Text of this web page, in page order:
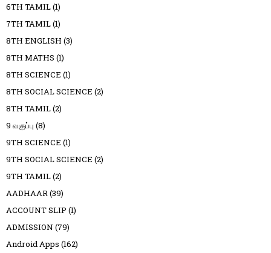
6TH TAMIL(1)
7TH TAMIL(1)
8TH ENGLISH (3)
8TH MATHS (1)
8TH SCIENCE (1)
8TH SOCIAL SCIENCE (2)
8TH TAMIL(2)
9 வகுப்பு (8)
9TH SCIENCE (1)
9TH SOCIAL SCIENCE (2)
9TH TAMIL(2)
AADHAAR(39)
ACCOUNT SLIP (1)
ADMISSION (79)
Android Apps (162)